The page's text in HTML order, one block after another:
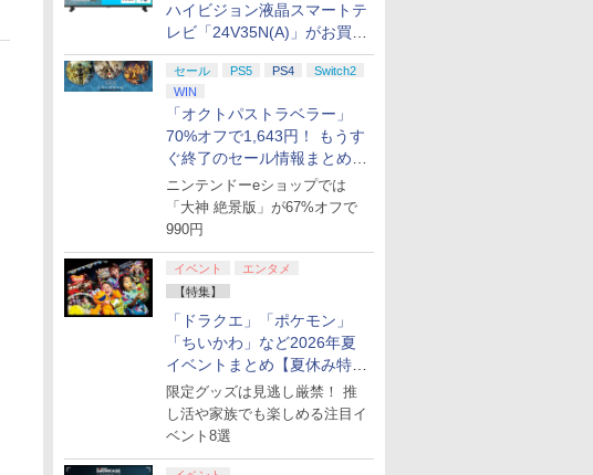
ハイビジョン液晶スマートテ
レビ「24V35N(A)」がお買い
得！
セール PS5 PS4
Switch2
WIN
「オクトパストラベラー」
70%オフで1,643円！ もうす
ぐ終了のセール情報まとめ
【8月8日更新】
ニンテンドーeショップでは
「大神 絶景版」が67%オフで
990円
イベント
エンタメ
【特集】
「ドラクエ」「ポケモン」
「ちいかわ」など2026年夏
イベントまとめ【夏休み特
集】
限定グッズは見逃し厳禁！ 推
し活や家族でも楽しめる注目イ
ベント8選